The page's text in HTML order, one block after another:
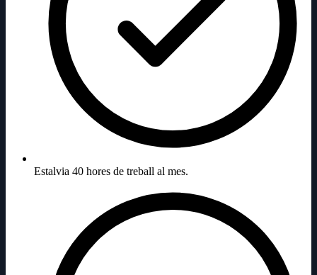
Estalvia 40 hores de treball al mes.